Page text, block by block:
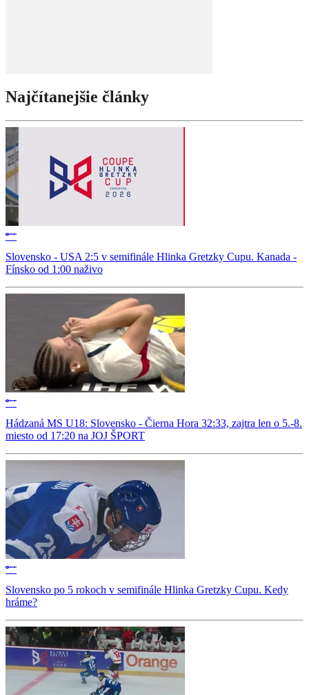
Najčítanejšie články
Slovensko - USA 2:5 v semifinále Hlinka Gretzky Cupu. Kanada -
Fínsko od 1:00 naživo
Hádzaná MS U18: Slovensko - Čierna Hora 32:33, zajtra len o 5.-8.
miesto od 17:20 na JOJ ŠPORT
Slovensko po 5 rokoch v semifinále Hlinka Gretzky Cupu. Kedy
hráme?